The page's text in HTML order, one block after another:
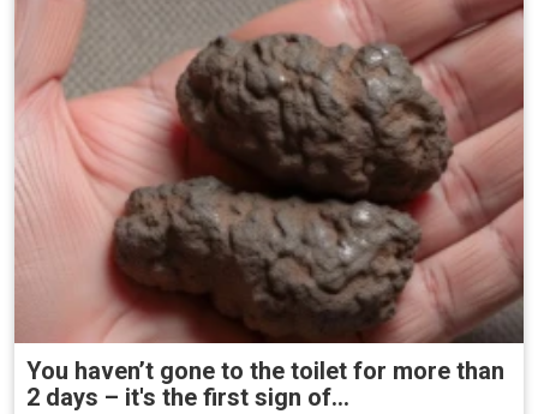
You haven’t gone to the toilet for more than
2 days – it's the first sign of...